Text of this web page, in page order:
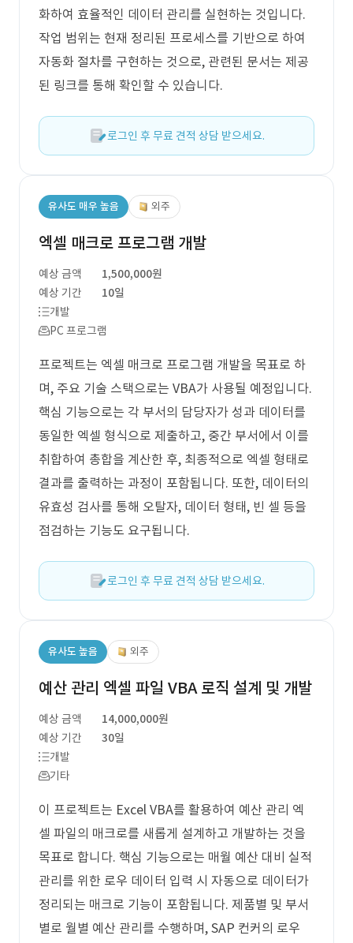
화하여 효율적인 데이터 관리를 실현하는 것입니다.
작업 범위는 현재 정리된 프로세스를 기반으로 하여
자동화 절차를 구현하는 것으로, 관련된 문서는 제공
된 링크를 통해 확인할 수 있습니다.
로그인 후 무료 견적 상담 받으세요.
유사도 매우 높음 외주
엑셀 매크로 프로그램 개발
예상 금액
1,500,000원
예상 기간
10일
개발
PC 프로그램
프로젝트는 엑셀 매크로 프로그램 개발을 목표로 하
며, 주요 기술 스택으로는 VBA가 사용될 예정입니다.
핵심 기능으로는 각 부서의 담당자가 성과 데이터를
동일한 엑셀 형식으로 제출하고, 중간 부서에서 이를
취합하여 총합을 계산한 후, 최종적으로 엑셀 형태로
결과를 출력하는 과정이 포함됩니다. 또한, 데이터의
유효성 검사를 통해 오탈자, 데이터 형태, 빈 셀 등을
점검하는 기능도 요구됩니다.
로그인 후 무료 견적 상담 받으세요.
유사도 높음 외주
예산 관리 엑셀 파일 VBA 로직 설계 및 개발
예상 금액
14,000,000원
예상 기간
30일
개발
기타
이 프로젝트는 Excel VBA를 활용하여 예산 관리 엑
셀 파일의 매크로를 새롭게 설계하고 개발하는 것을
목표로 합니다. 핵심 기능으로는 매월 예산 대비 실적
관리를 위한 로우 데이터 입력 시 자동으로 데이터가
정리되는 매크로 기능이 포함됩니다. 제품별 및 부서
별로 월별 예산 관리를 수행하며, SAP 컨커의 로우